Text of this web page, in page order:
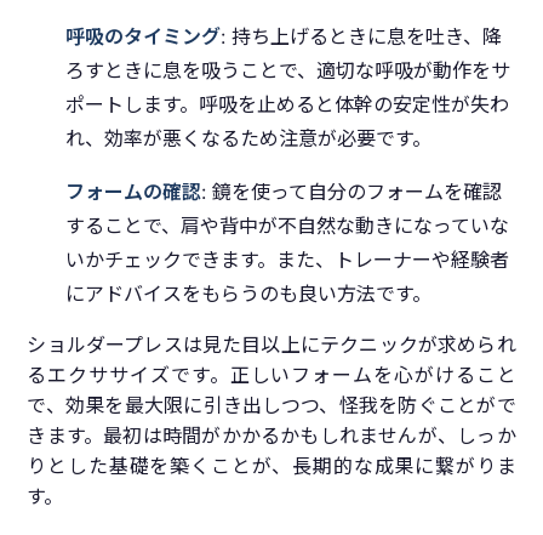
呼吸のタイミング: 持ち上げるときに息を吐き、降
ろすときに息を吸うことで、適切な呼吸が動作をサ
ポートします。呼吸を止めると体幹の安定性が失わ
れ、効率が悪くなるため注意が必要です。
フォームの確認: 鏡を使って自分のフォームを確認
することで、肩や背中が不自然な動きになっていな
いかチェックできます。また、トレーナーや経験者
にアドバイスをもらうのも良い方法です。
ショルダープレスは見た目以上にテクニックが求められ
るエクササイズです。正しいフォームを心がけること
で、効果を最大限に引き出しつつ、怪我を防ぐことがで
きます。最初は時間がかかるかもしれませんが、しっか
りとした基礎を築くことが、長期的な成果に繋がりま
す。